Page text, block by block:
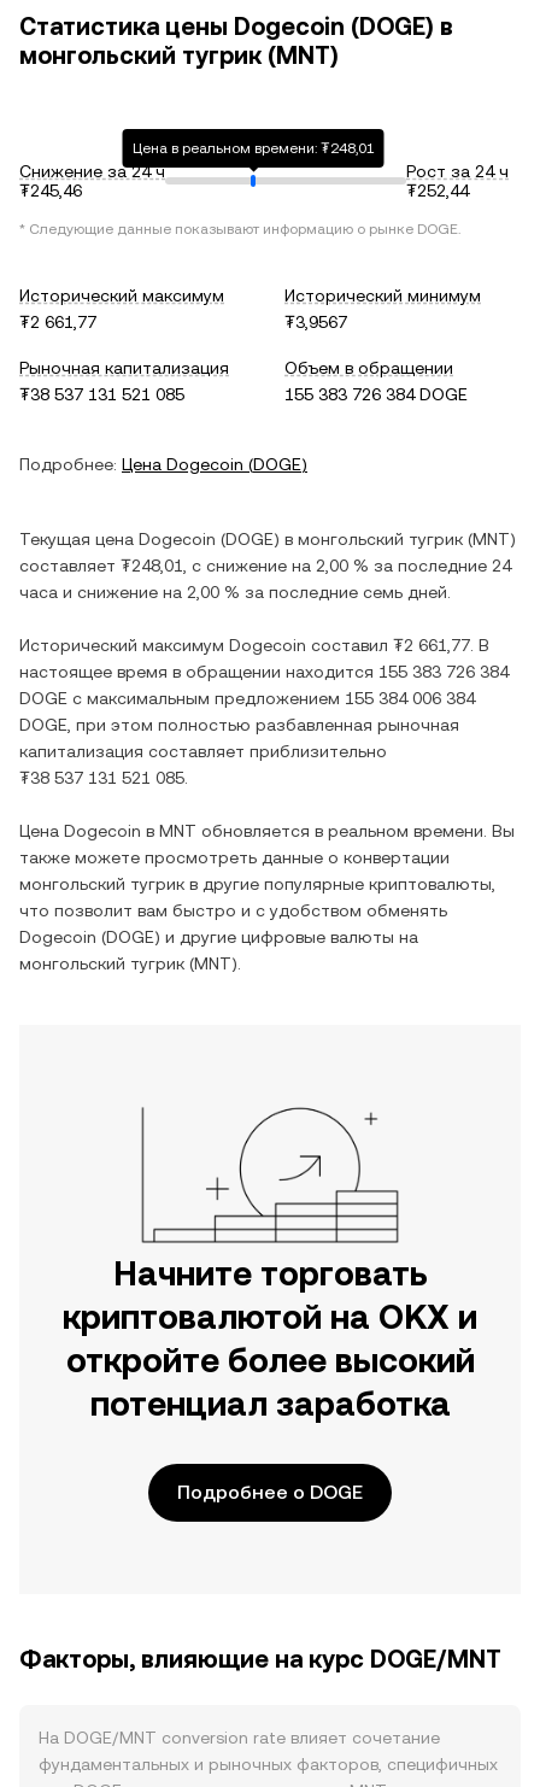
Статистика цены Dogecoin (DOGE) в
монгольский тугрик (MNT)
Снижение за 24 ч
₮245,46
Цена в реальном времени: ₮248,01
Рост за 24 ч
₮252,44
* Следующие данные показывают информацию о рынке DOGE.
Исторический максимум
₮2 661,77
Исторический минимум
₮3,9567
Рыночная капитализация
₮38 537 131 521 085
Объем в обращении
155 383 726 384 DOGE
Подробнее: Цена Dogecoin (DOGE)
Текущая цена Dogecoin (DOGE) в монгольский тугрик (MNT)
составляет ₮248,01 , c снижение на 2,00 % за последние 24
часа и снижение на 2,00 % за последние семь дней.
Исторический максимум Dogecoin составил ₮2 661,77 . В
настоящее время в обращении находится 155 383 726 384
DOGE с максимальным предложением 155 384 006 384
DOGE , при этом полностью разбавленная рыночная
капитализация составляет приблизительно
₮38 537 131 521 085
Цена Dogecoin в MNT обновляется в реальном времени. Вы
также можете просмотреть данные о конвертации
монгольский тугрик в другие популярные криптовалюты,
что позволит вам быстро и с удобством обменять
Dogecoin (DOGE) и другие цифровые валюты на
монгольский тугрик (MNT).
Начните торговать
криптовалютой на OKX и
откройте более высокий
потенциал заработка
Подробнее о DOGE
Факторы, влияющие на курс DOGE/MNT
На DOGE/MNT conversion rate влияет сочетание
фундаментальных и рыночных факторов, специфичных